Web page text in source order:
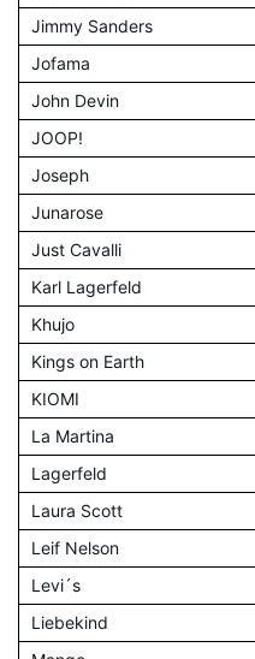
Jimmy Sanders
Jofama
John Devin
JOOP!
Joseph
Junarose
Just Cavalli
Karl Lagerfeld
Khujo
Kings on Earth
KIOMI
La Martina
Lagerfeld
Laura Scott
Leif Nelson
Levi´s
Liebekind